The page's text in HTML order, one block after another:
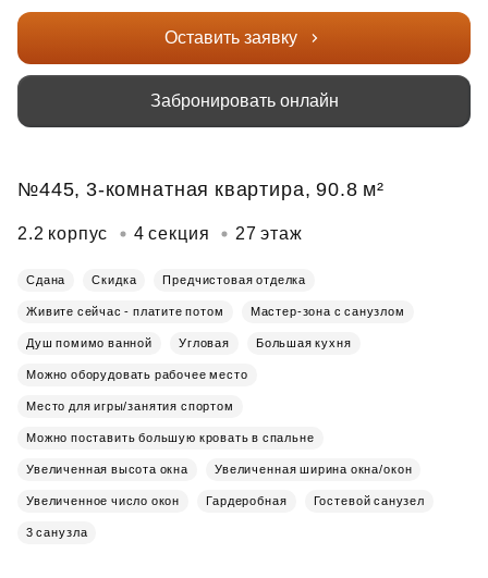
Оставить заявку
Забронировать онлайн
№445, 3-комнатная квартира, 90.8 м²
2.2 корпус 4 секция 27 этаж
Сдана Скидка Предчистовая отделка
Живите сейчас - платите потом Мастер-зона с санузлом
Душ помимо ванной Угловая Большая кухня
Можно оборудовать рабочее место
Место для игры/занятия спортом
Можно поставить большую кровать в спальне
Увеличенная высота окна Увеличенная ширина окна/окон
Увеличенное число окон Гардеробная Гостевой санузел
3 санузла